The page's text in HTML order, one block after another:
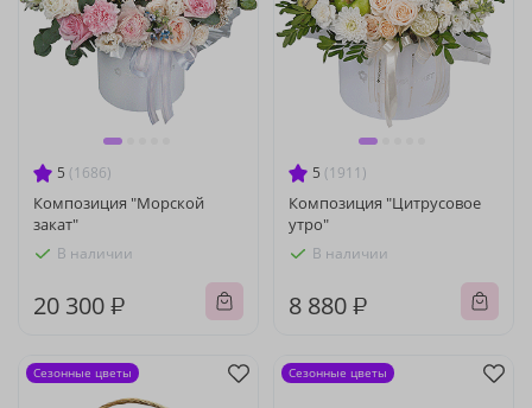
5 (1686)
Композиция "Морской
закат"
В наличии
20 300 ₽
5 (1911)
Композиция "Цитрусовое
утро"
В наличии
8 880 ₽
Сезонные цветы Сезонные цветы